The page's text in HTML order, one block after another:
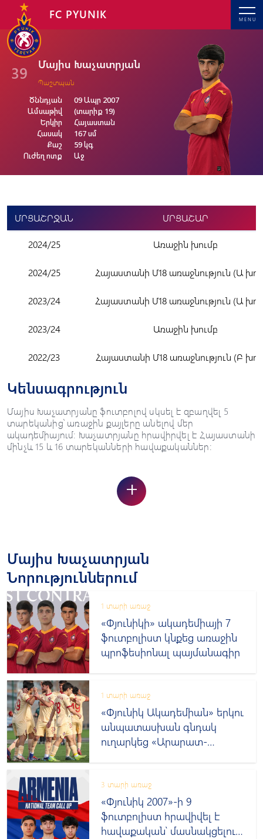
MENU
FC PYUNIK
39 Մայիս Խաչատրյան
Պաշտպան
Ծննդյան
Ամսաթիվ
Երկիր
Հասակ
Քաշ
Ուժեղ ոտք
09 Ապր 2007
(տարիք 19)
Հայաստան
167 սմ
59 կգ
Աջ
ՄՐՑԱՇՐՋԱՆ ՄՐՑԱՇԱՐ
2024/25 Առաջին խումբ
2024/25 Հայաստանի Մ18 առաջնություն (Ա
2023/24 Հայաստանի Մ18 առաջնություն (Ա
2023/24 Առաջին խումբ
2022/23 Հայաստանի Մ18 առաջնություն (Բ
Կենսագրություն
Մայիս Խաչատրյանը ֆուտբոլով սկսել է զբաղվել 5
տարեկանից՝ առաջին քայլերը անելով մեր
ակադեմիայում: Խաչատրյանը հրավիրվել է Հայաստանի
մինչև 15 և 16 տարեկանների հավաքականներ:
+
Մայիս Խաչատրյան
Նորություններում
1 տարի առաջ
«Փյունիկի» ակադեմիայի 7
ֆուտբոլիստ կնքեց առաջին
պրոֆեսիոնալ պայմանագիր
1 տարի առաջ
«Փյունիկ Ակադեմիան» երկու
անպատասխան գնդակ
ուղարկեց «Արարատ-
3 տարի առաջ
«Փյունիկ 2007»-ի 9
ֆուտբոլիստ հրավիվել է
հավաքական՝ մասնակցելու